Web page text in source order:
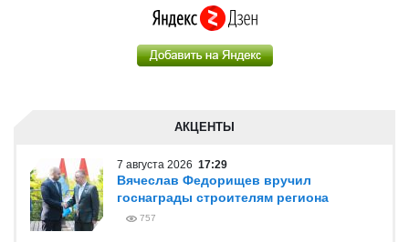
АКЦЕНТЫ
7 августа 2026 17:29
Вячеслав Федорищев вручил
госнаграды строителям региона
757